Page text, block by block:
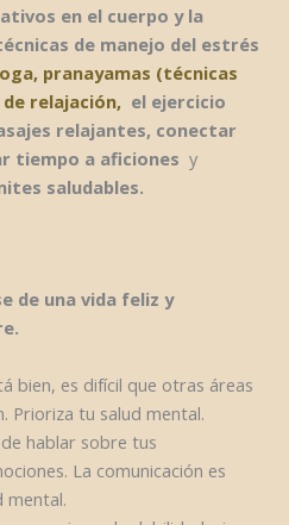
en el cuerpo y la
de manejo del estrés
pranayamas (técnicas
relajación, el ejercicio
relajantes, conectar
tiempo a aficiones y
saludables.
de una vida feliz y
bien, es difícil que otras áreas
Prioriza tu salud mental.
hablar sobre tus
La comunicación es
mental.